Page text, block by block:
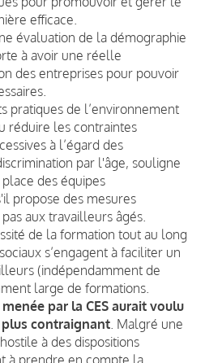
efficace.
évaluation de la démographie
à avoir une réelle
des entreprises pour pouvoir
pratiques de l’environnement
réduire les contraintes
à l’égard des
par l'âge, souligne
des équipes
propose des mesures
aux travailleurs âgés.
de la formation tout au long
s’engagent à faciliter un
(indépendamment de
large de formations.
par la CES aurait voulu
contraignant . Malgré une
à des dispositions
à prendre en compte la